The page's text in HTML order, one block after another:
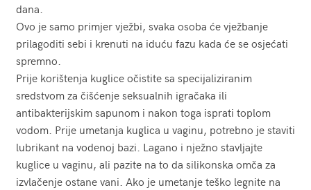
dana.
Ovo je samo primjer vježbi, svaka osoba će vježbanje
prilagoditi sebi i krenuti na iduću fazu kada će se osjećati
spremno.
Prije korištenja kuglice očistite sa specijaliziranim
sredstvom za čišćenje seksualnih igračaka ili
antibakterijskim sapunom i nakon toga isprati toplom
vodom. Prije umetanja kuglica u vaginu, potrebno je staviti
lubrikant na vodenoj bazi. Lagano i nježno stavljajte
kuglice u vaginu, ali pazite na to da silikonska omča za
izvlačenje ostane vani. Ako je umetanje teško legnite na